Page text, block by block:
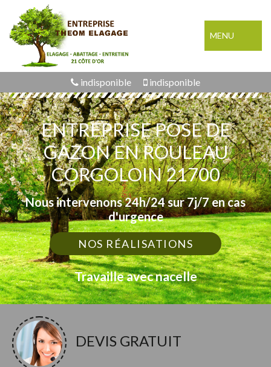
MENU
indisponible indisponible
ENTREPRISE POSE DE
GAZON EN ROULEAU
CORGOLOIN 21700
Nous intervenons 24h/24 sur 7j/7 en cas
d'urgence
NOS RÉALISATIONS
Travaille avec nacelle
DEVIS GRATUIT